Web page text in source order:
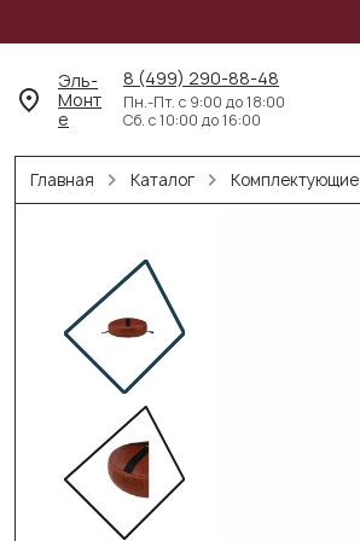
Эль-
Монт
е
8 (499) 290-88-48
Пн.-Пт. с 9:00 до 18:00
Сб. с 10:00 до 16:00
Главная Каталог Комплектующие